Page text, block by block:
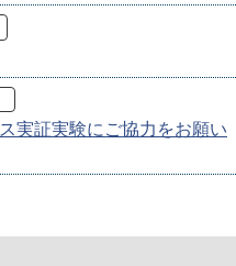
実証実験にご協力をお願い